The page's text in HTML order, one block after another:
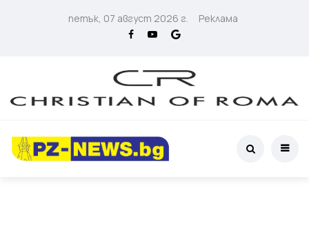
петък, 07 август 2026 г. Реклама